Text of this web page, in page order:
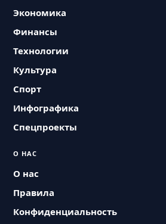
Экономика
Финансы
Технологии
Культура
Спорт
Инфографика
Спецпроекты
О НАС
О нас
Правила
Конфиденциальность